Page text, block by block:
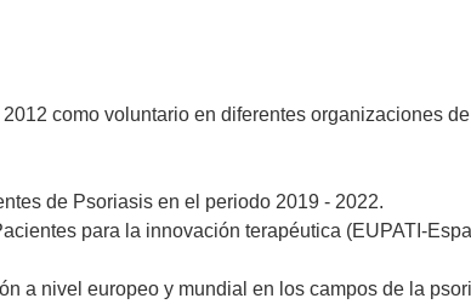
como voluntario en diferentes organizaciones
de Psoriasis en el periodo 2019 - 2022.
para la innovación terapéutica (EUPATI-
a nivel europeo y mundial en los campos de la